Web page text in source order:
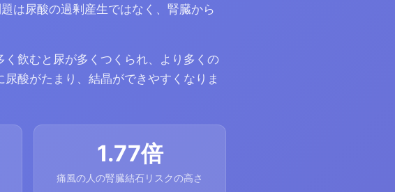
は尿酸の過剰産生ではなく、腎臓から
く飲むと尿が多くつくられ、より多くの
酸がたまり、結晶ができやすくなりま
1.77倍
痛風の人の腎臓結石リスクの高さ